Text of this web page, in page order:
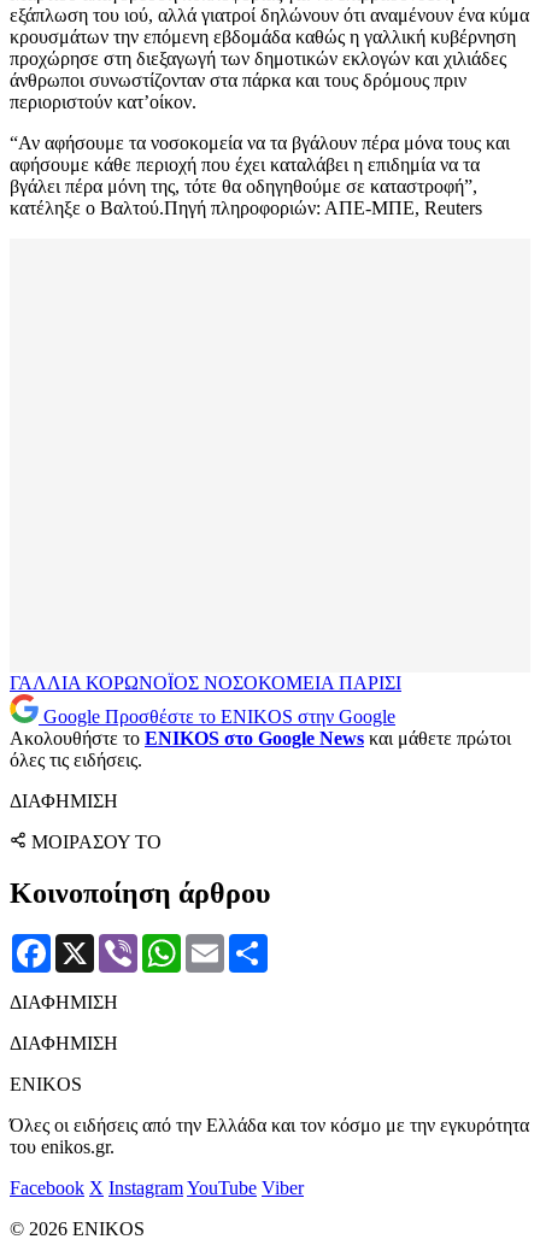
εξάπλωση του ιού, αλλά γιατροί δηλώνουν ότι αναμένουν ένα κύμα
κρουσμάτων την επόμενη εβδομάδα καθώς η γαλλική κυβέρνηση
προχώρησε στη διεξαγωγή των δημοτικών εκλογών και χιλιάδες
άνθρωποι συνωστίζονταν στα πάρκα και τους δρόμους πριν
περιοριστούν κατ’οίκον.
“Αν αφήσουμε τα νοσοκομεία να τα βγάλουν πέρα μόνα τους και
αφήσουμε κάθε περιοχή που έχει καταλάβει η επιδημία να τα
βγάλει πέρα μόνη της, τότε θα οδηγηθούμε σε καταστροφή”,
κατέληξε ο Βαλτού.Πηγή πληροφοριών: ΑΠΕ-ΜΠΕ, Reuters
ΓΑΛΛΙΑ ΚΟΡΩΝΟΪΟΣ ΝΟΣΟΚΟΜΕΙΑ ΠΑΡΙΣΙ
Google Προσθέστε το ENIKOS στην Google
Ακολουθήστε το ENIKOS στο Google News και μάθετε πρώτοι
όλες τις ειδήσεις.
ΔΙΑΦΗΜΙΣΗ
ΜΟΙΡΑΣΟΥ ΤΟ
Κοινοποίηση άρθρου
Facebook
X Viber WhatsApp
Email
ΔΙΑΦΗΜΙΣΗ
ΔΙΑΦΗΜΙΣΗ
ENIKOS
Όλες οι ειδήσεις από την Ελλάδα και τον κόσμο με την εγκυρότητα
του enikos.gr.
Facebook X InstagramYouTube Viber
© 2026 ENIKOS